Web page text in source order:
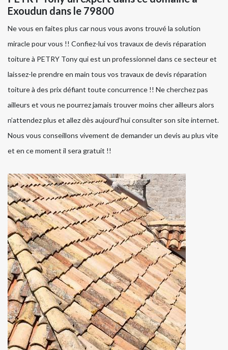
Exoudun dans le 79800
Ne vous en faites plus car nous vous avons trouvé la solution
miracle pour vous !! Confiez-lui vos travaux de devis réparation
toiture à PETRY Tony qui est un professionnel dans ce secteur et
laissez-le prendre en main tous vos travaux de devis réparation
toiture à des prix défiant toute concurrence !! Ne cherchez pas
ailleurs et vous ne pourrez jamais trouver moins cher ailleurs alors
n’attendez plus et allez dès aujourd’hui consulter son site internet.
Nous vous conseillons vivement de demander un devis au plus vite
et en ce moment il sera gratuit !!